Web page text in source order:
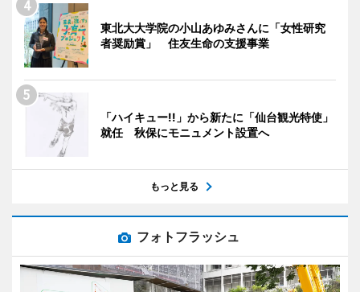
東北大大学院の小山あゆみさんに「女性研究
者奨励賞」 住友生命の支援事業
「ハイキュー!!」から新たに「仙台観光特使」
就任 秋保にモニュメント設置へ
もっと見る
フォトフラッシュ